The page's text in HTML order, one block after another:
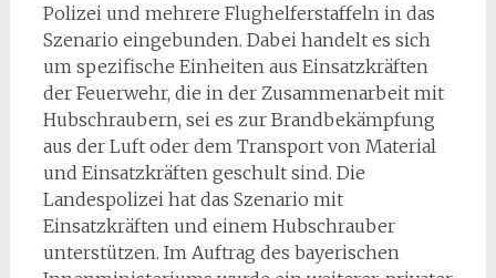
Polizei und mehrere Flughelferstaffeln in das
Szenario eingebunden. Dabei handelt es sich
um spezifische Einheiten aus Einsatzkräften
der Feuerwehr, die in der Zusammenarbeit mit
Hubschraubern, sei es zur Brandbekämpfung
aus der Luft oder dem Transport von Material
und Einsatzkräften geschult sind. Die
Landespolizei hat das Szenario mit
Einsatzkräften und einem Hubschrauber
unterstützen. Im Auftrag des bayerischen